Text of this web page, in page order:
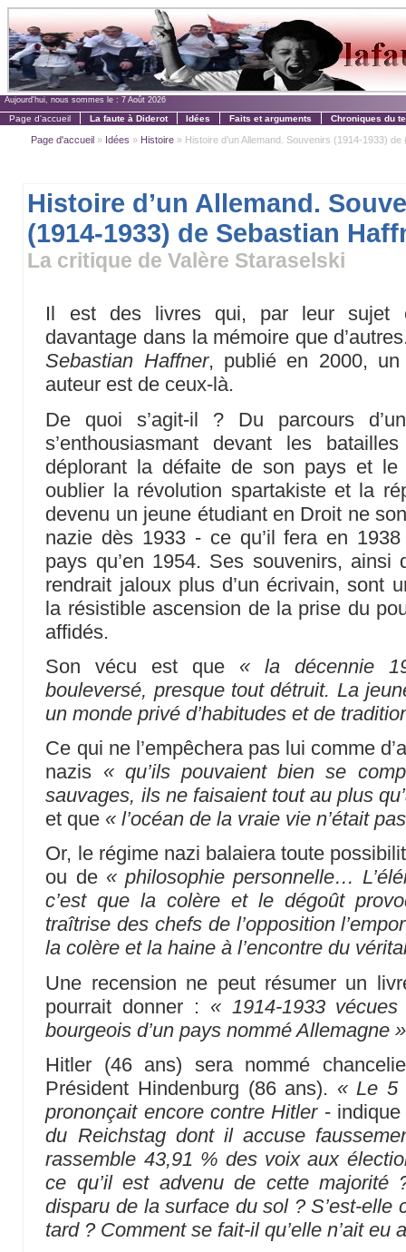
Aujourd'hui, nous sommes le : 7 Août 2026
Page d'accueil La faute à Diderot Idées Faits et arguments Chroniques du
Page d'accueil » Idées » Histoire » Histoire d’un Allemand. Souvenirs (1914-1933) de
Histoire d’un Allemand.
(1914-1933) de Sebastian
La critique de Valère Staraselski
Il est des livres qui, par leur sujet
davantage dans la mémoire que
Sebastian Haffner, publié en 2000,
auteur est de ceux-là.
De quoi s’agit-il ? Du parcours
s’enthousiasmant devant les
déplorant la défaite de son pays et le
oublier la révolution spartakiste et la
devenu un jeune étudiant en Droit ne
nazie dès 1933 - ce qu’il fera en
pays qu’en 1954. Ses souvenirs,
rendrait jaloux plus d’un écrivain, sont
la résistible ascension de la prise du
affidés.
Son vécu est que « la décennie
bouleversé, presque tout détruit. La
un monde privé d’habitudes et de
Ce qui ne l’empêchera pas lui comme
nazis « qu’ils pouvaient bien se
sauvages, ils ne faisaient tout au plus
et que « l’océan de la vraie vie n’était
Or, le régime nazi balaiera toute
ou de « philosophie personnelle…
c’est que la colère et le dégoût
traîtrise des chefs de l’opposition
la colère et la haine à l’encontre du
Une recension ne peut résumer un
pourrait donner : « 1914-1933
bourgeois d’un pays nommé Allemagne »
Hitler (46 ans) sera nommé
Président Hindenburg (86 ans). « Le 5
prononçait encore contre Hitler- indique
du Reichstag dont il accuse
rassemble 43,91 % des voix aux
ce qu’il est advenu de cette majorité
disparu de la surface du sol ? S’est-elle
tard ? Comment se fait-il qu’elle n’ait eu